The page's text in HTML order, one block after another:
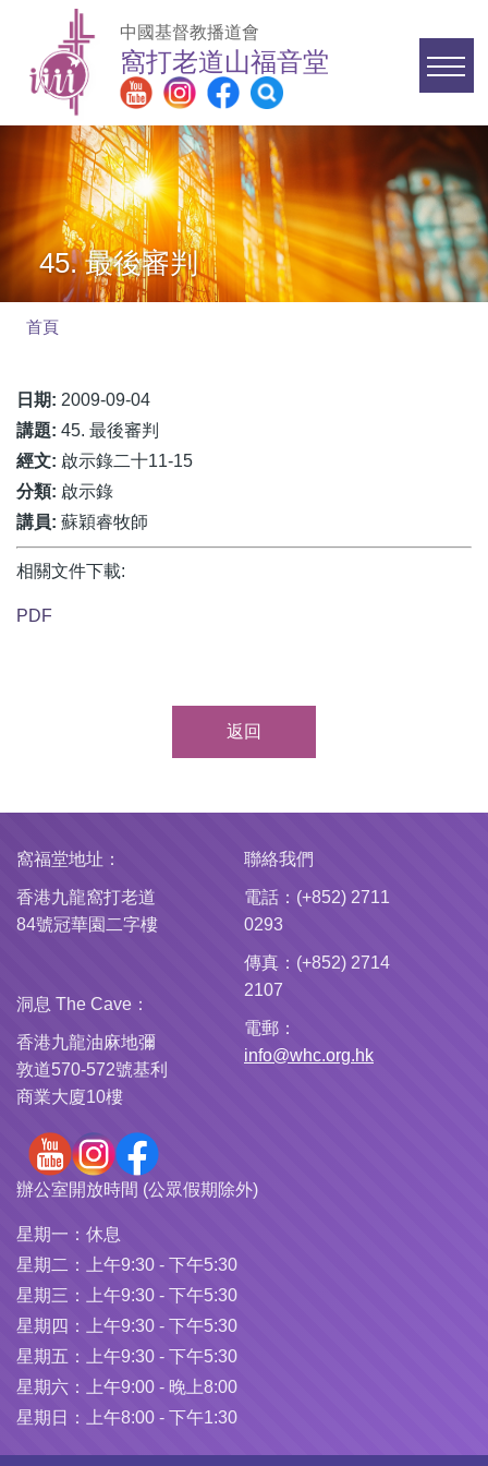
移至主內容
中國基督教播道會
窩打老道山福音堂
Main
navigation
45. 最後審判
航
連
結
首頁
日期: 2009-09-04
講題: 45. 最後審判
經文: 啟示錄二十11-15
分類: 啟示錄
講員: 蘇穎睿牧師
相關文件下載:
PDF
返回
窩福堂地址：
香港九龍窩打老道
84號冠華園二字樓
洞息 The Cave：
香港九龍油麻地彌
敦道570-572號基利
商業大廈10樓
聯絡我們
電話：(+852) 2711
0293
傳真：(+852) 2714
2107
電郵：
info@whc.org.hk
辦公室開放時間 (公眾假期除外)
星期一： 休息
星期二：
上午9:30 - 下午5:30
星期三：
上午9:30 - 下午5:30
星期四：
上午9:30 - 下午5:30
星期五：
上午9:30 - 下午5:30
星期六：
上午9:00 - 晚上8:00
星期日：
上午8:00 - 下午1:30